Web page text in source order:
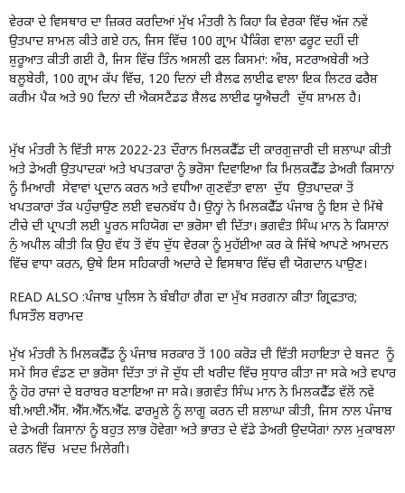
ਵੇਰਕਾ ਦੇ ਵਿਸਥਾਰ ਦਾ ਜ਼ਿਕਰ ਕਰਦਿਆਂ ਮੁੱਖ ਮੰਤਰੀ ਨੇ ਕਿਹਾ ਕਿ ਵੇਰਕਾ ਵਿੱਚ ਅੱਜ ਨਵੇਂ
ਉਤਪਾਦ ਸ਼ਾਮਲ ਕੀਤੇ ਗਏ ਹਨ, ਜਿਸ ਵਿੱਚ 100 ਗ੍ਰਾਮ ਪੈਕਿੰਗ ਵਾਲਾ ਫਰੂਟ ਦਹੀਂ ਦੀ
ਸ਼ੁਰੂਆਤ ਕੀਤੀ ਗਈ ਹੈ, ਜਿਸ ਵਿੱਚ ਤਿੰਨ ਅਸਲੀ ਫਲ ਕਿਸਮਾਂ: ਅੰਬ, ਸਟਰਾਅਬੇਰੀ ਅਤੇ
ਬਲੂਬੇਰੀ, 100 ਗ੍ਰਾਮ ਕੱਪ ਵਿੱਚ, 120 ਦਿਨਾਂ ਦੀ ਸ਼ੈਲਫ ਲਾਈਫ ਵਾਲਾ ਇਕ ਲਿਟਰ ਫਰੈਸ਼
ਕਰੀਮ ਪੈਕ ਅਤੇ 90 ਦਿਨਾਂ ਦੀ ਐਕਸਟੈਂਡਡ ਸ਼ੈਲਫ ਲਾਈਫ ਯੂਐਚਟੀ ਦੁੱਧ ਸ਼ਾਮਲ ਹੈ।
ਮੁੱਖ ਮੰਤਰੀ ਨੇ ਵਿੱਤੀ ਸਾਲ 2022-23 ਦੌਰਾਨ ਮਿਲਕਫੈੱਡ ਦੀ ਕਾਰਗੁਜ਼ਾਰੀ ਦੀ ਸ਼ਲਾਘਾ ਕੀਤੀ
ਅਤੇ ਡੇਅਰੀ ਉਤਪਾਦਕਾਂ ਅਤੇ ਖਪਤਕਾਰਾਂ ਨੂੰ ਭਰੋਸਾ ਦਿਵਾਇਆ ਕਿ ਮਿਲਕਫੈੱਡ ਡੇਅਰੀ ਕਿਸਾਨਾਂ
ਨੂੰ ਮਿਆਰੀ ਸੇਵਾਵਾਂ ਪ੍ਰਦਾਨ ਕਰਨ ਅਤੇ ਵਧੀਆ ਗੁਣਵੱਤਾ ਵਾਲਾ ਦੁੱਧ ਉਤਪਾਦਕਾਂ ਤੋਂ
ਖਪਤਕਾਰਾਂ ਤੱਕ ਪਹੁੰਚਾਉਣ ਲਈ ਵਚਨਬੱਧ ਹੈ। ਉਨ੍ਹਾਂ ਨੇ ਮਿਲਕਫੈੱਡ ਪੰਜਾਬ ਨੂੰ ਇਸ ਦੇ ਮਿੱਥੇ
ਟੀਚੇ ਦੀ ਪ੍ਰਾਪਤੀ ਲਈ ਪੂਰਨ ਸਹਿਯੋਗ ਦਾ ਭਰੋਸਾ ਵੀ ਦਿੱਤਾ। ਭਗਵੰਤ ਸਿੰਘ ਮਾਨ ਨੇ ਕਿਸਾਨਾਂ
ਨੁੰ ਅਪੀਲ ਕੀਤੀ ਕਿ ਉਹ ਵੱਧ ਤੋਂ ਵੱਧ ਦੁੱਧ ਵੇਰਕਾ ਨੂੰ ਮੁਹੱਈਆ ਕਰ ਕੇ ਜਿੱਥੇ ਆਪਣੇ ਆਮਦਨ
ਵਿੱਚ ਵਾਧਾ ਕਰਨ, ਉਥੇ ਇਸ ਸਹਿਕਾਰੀ ਅਦਾਰੇ ਦੇ ਵਿਸਥਾਰ ਵਿੱਚ ਵੀ ਯੋਗਦਾਨ ਪਾਉਣ।
READ ALSO :ਪੰਜਾਬ ਪੁਲਿਸ ਨੇ ਬੰਬੀਹਾ ਗੈਂਗ ਦਾ ਮੁੱਖ ਸਰਗਨਾ ਕੀਤਾ ਗ੍ਰਿਫਤਾਰ;
ਪਿਸਤੌਲ ਬਰਾਮਦ
ਮੁੱਖ ਮੰਤਰੀ ਨੇ ਮਿਲਕਫੈੱਡ ਨੂੰ ਪੰਜਾਬ ਸਰਕਾਰ ਤੋਂ 100 ਕਰੋੜ ਦੀ ਵਿੱਤੀ ਸਹਾਇਤਾ ਦੇ ਬਜਟ ਨੂੰ
ਸਮੇਂ ਸਿਰ ਵੰਡਣ ਦਾ ਭਰੋਸਾ ਦਿੱਤਾ ਤਾਂ ਜੋ ਦੁੱਧ ਦੀ ਖਰੀਦ ਵਿੱਚ ਸੁਧਾਰ ਕੀਤਾ ਜਾ ਸਕੇ ਅਤੇ ਵਪਾਰ
ਨੂੰ ਹੋਰ ਰਾਜਾਂ ਦੇ ਬਰਾਬਰ ਬਣਾਇਆ ਜਾ ਸਕੇ। ਭਗਵੰਤ ਸਿੰਘ ਮਾਨ ਨੇ ਮਿਲਕਫੈੱਡ ਵੱਲੋਂ ਨਵੇਂ
ਬੀ.ਆਈ.ਐੱਸ. ਐੱਸ.ਐੱਨ.ਐੱਫ. ਫਾਰਮੂਲੇ ਨੂੰ ਲਾਗੂ ਕਰਨ ਦੀ ਸ਼ਲਾਘਾ ਕੀਤੀ, ਜਿਸ ਨਾਲ ਪੰਜਾਬ
ਦੇ ਡੇਅਰੀ ਕਿਸਾਨਾਂ ਨੂੰ ਬਹੁਤ ਲਾਭ ਹੋਵੇਗਾ ਅਤੇ ਭਾਰਤ ਦੇ ਵੱਡੇ ਡੇਅਰੀ ਉਦਯੋਗਾਂ ਨਾਲ ਮੁਕਾਬਲਾ
ਕਰਨ ਵਿੱਚ ਮਦਦ ਮਿਲੇਗੀ।